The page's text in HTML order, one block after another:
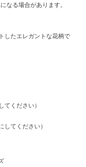
なる場合があります。
したエレガントな花柄で
てください）
してください）